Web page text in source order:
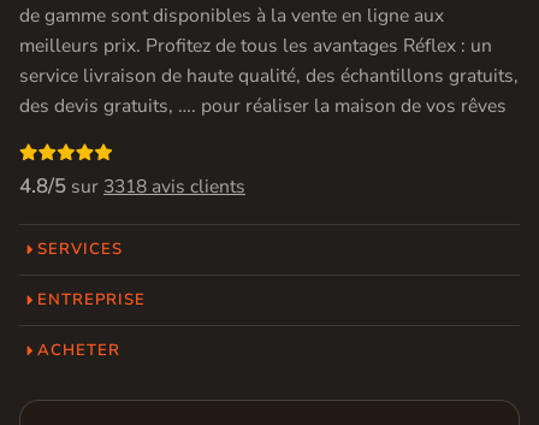
de gamme sont disponibles à la vente en ligne aux
meilleurs prix. Profitez de tous les avantages Réflex : un
service livraison de haute qualité, des échantillons gratuits,
des devis gratuits, …. pour réaliser la maison de vos rêves

4.8/5 sur 3318 avis clients
SERVICES
ENTREPRISE
ACHETER